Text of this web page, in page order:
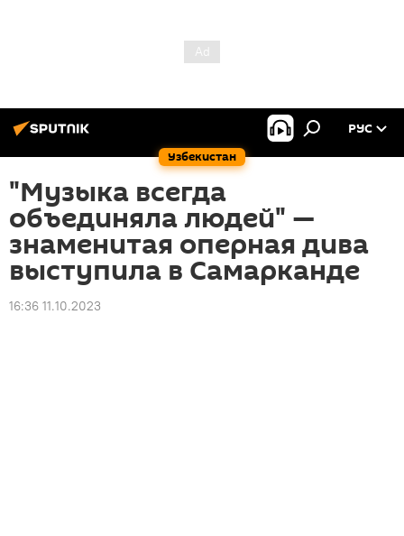
Узбекистан
РУС
"Музыка всегда
объединяла людей" —
знаменитая оперная дива
выступила в Самарканде
16:36 11.10.2023